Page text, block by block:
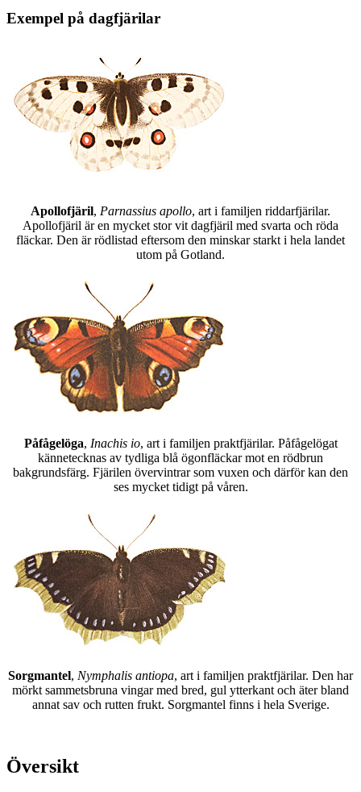
Exempel på dagfjärilar
Apollofjäril, Parnassius apollo, art i familjen riddarfjärilar.
Apollofjäril är en mycket stor vit dagfjäril med svarta och röda
fläckar. Den är rödlistad eftersom den minskar starkt i hela landet
utom på Gotland.
Påfågelöga, Inachis io, art i familjen praktfjärilar. Påfågelögat
kännetecknas av tydliga blå ögonfläckar mot en rödbrun
bakgrundsfärg. Fjärilen övervintrar som vuxen och därför kan den
ses mycket tidigt på våren.
Sorgmantel, Nymphalis antiopa, art i familjen praktfjärilar. Den har
mörkt sammetsbruna vingar med bred, gul ytterkant och äter bland
annat sav och rutten frukt. Sorgmantel finns i hela Sverige.
Översikt